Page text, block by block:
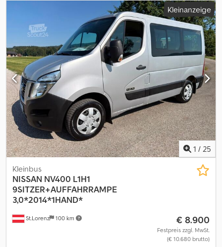
Kleinanzeige
1 / 25
St.Lorenz 100 km
Kleinbus
NISSAN NV400 L1H1
9SITZER+AUFFAHRRAMPE
3,0*2014*1HAND*
€ 8.900
Festpreis zzgl. MwSt.
(€ 10.680 brutto)